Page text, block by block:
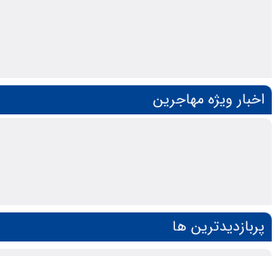
اخبار ویژه مهاجرین
پربازدیدترین ها